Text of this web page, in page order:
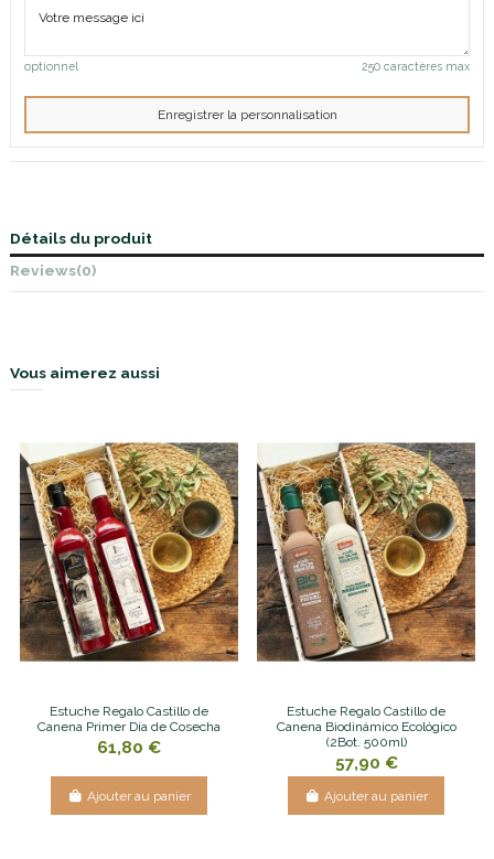
optionnel 250 caractères max
Enregistrer la personnalisation
Détails du produit
Reviews(0)
Vous aimerez aussi
Estuche Regalo Castillo de
Canena Primer Día de Cosecha
61,80 €
Ajouter au panier
Estuche Regalo Castillo de
Canena Biodinámico Ecológico
(2Bot. 500ml)
57,90 €
Ajouter au panier